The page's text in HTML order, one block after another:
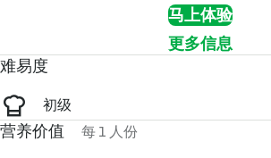
马上体验
更多信息
难易度
初级
营养价值 每 1 人份